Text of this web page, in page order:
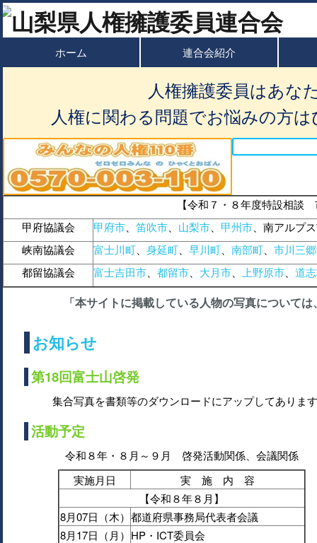
ホーム 連合会紹介
人権擁護委員はあな
人権に関わる問題でお悩みの方
【令和７・８年度特設相談
甲府協議会
甲府市 笛吹市 山梨市 甲州市 、南アルプ
峡南協議会
富士川町 身延町 早川町 南部町
市川三
都留協議会
富士吉田市 都留市 大月市 上野原市 道
「本サイトに掲載している人物の写真について
お知らせ
第18回富士山啓発
集合写真を書類等のダウンロードにアップしてありま
活動予定
令和８年・８月～９月 啓発活動関係、会議関係
実施月日
実 施 内 容
【令和８年８月】
8月07日（木） 都道府県事務局代表者会議
8月17日（月） HP・ICT委員会